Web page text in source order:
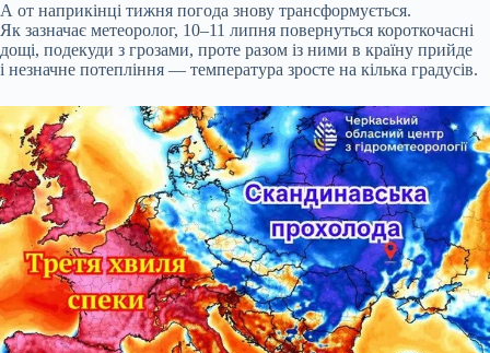
А от наприкінці тижня погода знову трансформується.
Як зазначає метеоролог, 10–11 липня повернуться короткочасні
дощі, подекуди з грозами, проте разом із ними в країну прийде
і незначне потепління — температура зросте на кілька градусів.